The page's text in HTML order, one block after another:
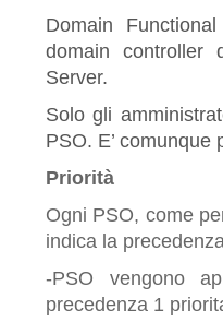
Domain
domain controller
Server.
Solo gli
PSO. E’
Priorità
Ogni PSO, come
indica la
-PSO vengono
precedenza 1